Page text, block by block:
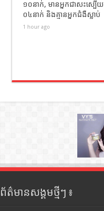
១០នាក់, មានអ្នកជាសះស្បើយ
០៤នាក់ និងគ្មានអ្នកជំងឺស្លាប់
1 hour ago
ព័ត៌មានសង្គមថ្មីៗ ៖